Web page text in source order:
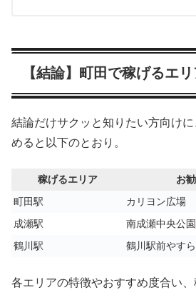
【結論】町田で稼げるエ
結論だけサクッと知りたい方向け
めると以下のとおり。
稼げるエリア
お
町田駅
カリヨン広場
成瀬駅
南成瀬中央公園
鶴川駅
鶴川駅前やす
各エリアの特徴やおすすめ度合い